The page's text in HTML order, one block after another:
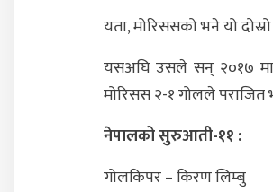
यता, मोरिससको भने यो
यसअघि उसले सन् २०१७ मा
मोरिसस २-१ गोलले पराजित
नेपालको सुरुआती-११ :
गोलकिपर – किरण लिम्बु